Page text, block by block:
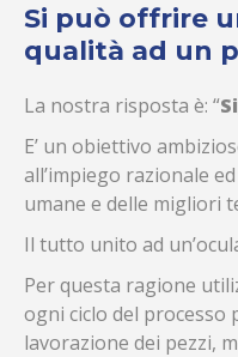
Si può offrire
qualità ad un
La nostra risposta è: “
E’ un obiettivo
all’impiego razionale
umane e delle migliori
Il tutto unito ad
Per questa ragione
ogni ciclo del
lavorazione dei pezzi,